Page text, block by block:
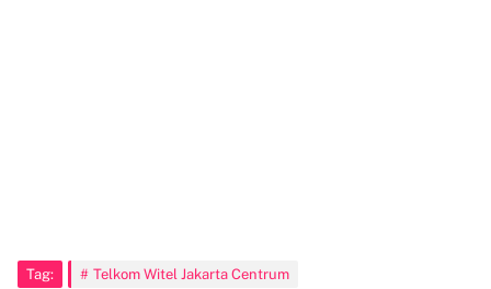
Tag: Telkom Witel Jakarta Centrum